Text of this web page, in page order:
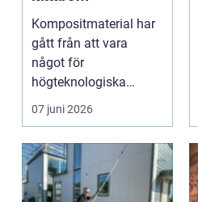
konstruktioner till
smarta
speciallösningar
Kompositmaterial har
gått från att vara
något för
högteknologiska
branscher till att idag
finnas i a...
07 juni 2026